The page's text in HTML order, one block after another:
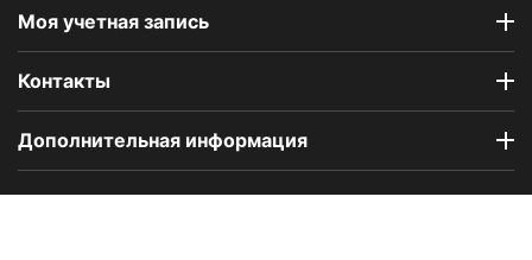
Моя учетная запись
Контакты
Дополнительная информация